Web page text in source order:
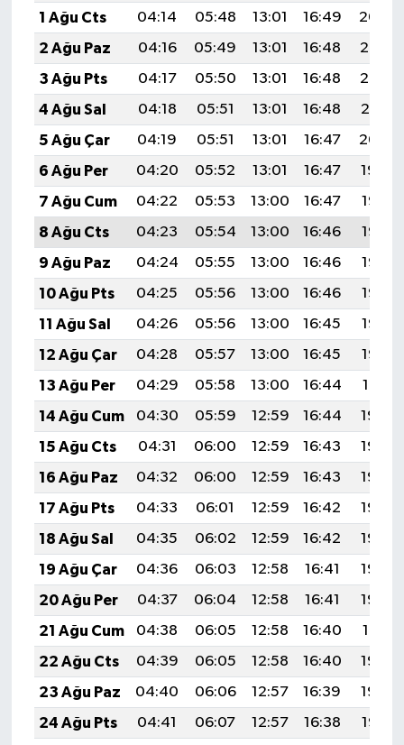
1 Ağu Cts
04:14 05:48 13:01 16:49
20:04
2 Ağu Paz
04:16 05:49 13:01 16:48
20:03
3 Ağu Pts
04:17 05:50 13:01 16:48
20:02
4 Ağu Sal
04:18 05:51 13:01 16:48
20:01
5 Ağu Çar
04:19 05:51 13:01 16:47
20:00
6 Ağu Per
04:20 05:52 13:01 16:47
19:59
7 Ağu Cum
04:22 05:53 13:00 16:47
19:58
8 Ağu Cts
04:23 05:54 13:00 16:46
19:57
9 Ağu Paz
04:24 05:55 13:00 16:46
19:56
10 Ağu Pts
04:25 05:56 13:00 16:46
19:55
11 Ağu Sal
04:26 05:56 13:00 16:45
19:53
12 Ağu Çar
04:28 05:57 13:00 16:45
19:52
13 Ağu Per
04:29 05:58 13:00 16:44
19:51
14 Ağu Cum
04:30 05:59 12:59 16:44
19:50
15 Ağu Cts
04:31 06:00 12:59 16:43
19:49
16 Ağu Paz
04:32 06:00 12:59 16:43
19:48
17 Ağu Pts
04:33 06:01 12:59 16:42
19:46
18 Ağu Sal
04:35 06:02 12:59 16:42
19:45
19 Ağu Çar
04:36 06:03 12:58 16:41
19:44
20 Ağu Per
04:37 06:04 12:58 16:41
19:42
21 Ağu Cum
04:38 06:05 12:58 16:40
19:41
22 Ağu Cts
04:39 06:05 12:58 16:40
19:40
23 Ağu Paz
04:40 06:06 12:57 16:39
19:39
24 Ağu Pts
04:41 06:07 12:57 16:38
19:37